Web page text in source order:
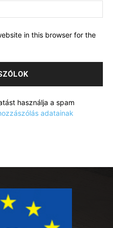
in this browser for the
használja a spam
adatainak